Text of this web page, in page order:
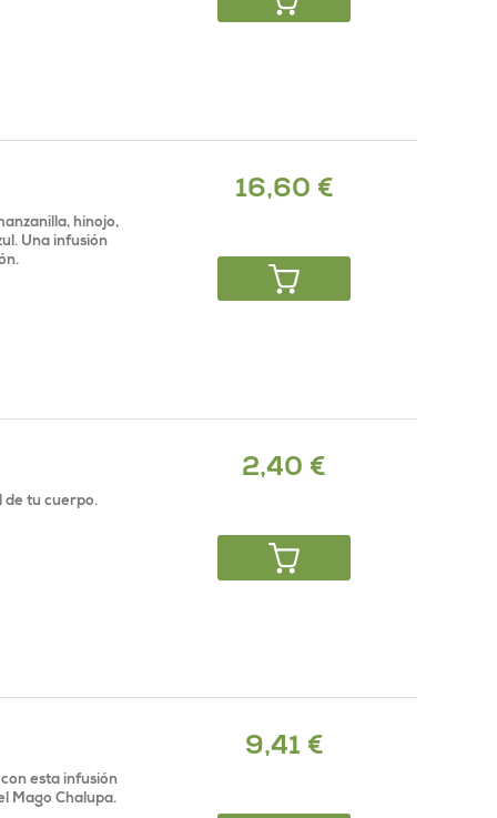
hinojo,
Una infusión
16,60 €
de tu cuerpo.
2,40 €
esta infusión
Mago Chalupa.
9,41 €